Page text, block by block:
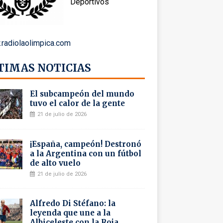
NOTICIAS
El subcampeón del mundo
tuvo el calor de la gente
21 de julio de 2026
¡España, campeón! Destronó
a la Argentina con un fútbol
de alto vuelo
21 de julio de 2026
Alfredo Di Stéfano: la
leyenda que une a la